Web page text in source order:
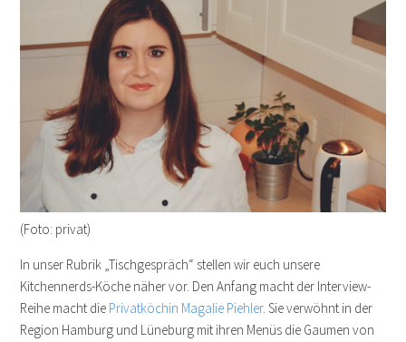
(Foto: privat)
In unser Rubrik „Tischgespräch“ stellen wir euch unsere
Kitchennerds-Köche näher vor. Den Anfang macht der Interview-
Reihe macht die Privatköchin Magalie Piehler. Sie verwöhnt in der
Region Hamburg und Lüneburg mit ihren Menüs die Gaumen von